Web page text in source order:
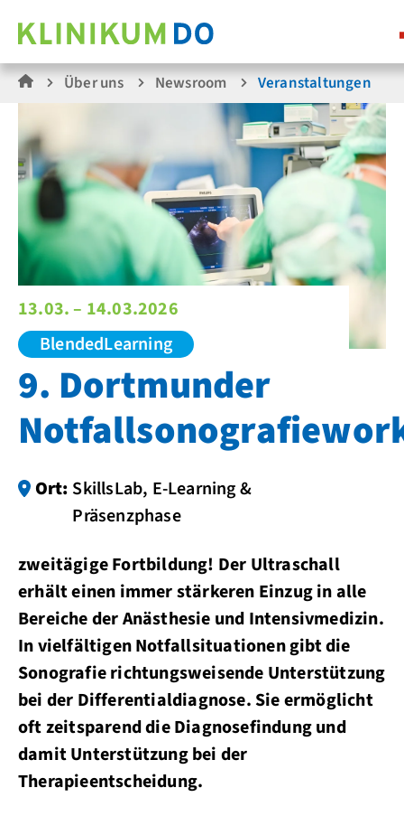
Über uns Newsroom Veranstaltungen
13.03. – 14.03.2026
BlendedLearning
9. Dortmunder
Ort: SkillsLab, E-Learning &
Präsenzphase
zweitägige Fortbildung! Der Ultraschall
erhält einen immer stärkeren Einzug in alle
Bereiche der Anästhesie und Intensivmedizin.
In vielfältigen Notfallsituationen gibt die
Sonografie richtungsweisende Unterstützung
bei der Differentialdiagnose. Sie ermöglicht
oft zeitsparend die Diagnosefindung und
damit Unterstützung bei der
Therapieentscheidung.